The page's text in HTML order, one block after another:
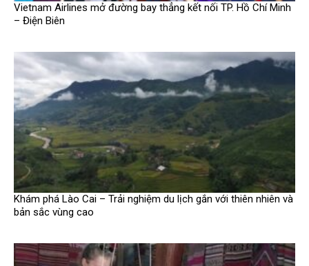
Vietnam Airlines mở đường bay thẳng kết nối TP. Hồ Chí Minh
– Điện Biên
Khám phá Lào Cai – Trải nghiệm du lịch gắn với thiên nhiên và
bản sắc vùng cao